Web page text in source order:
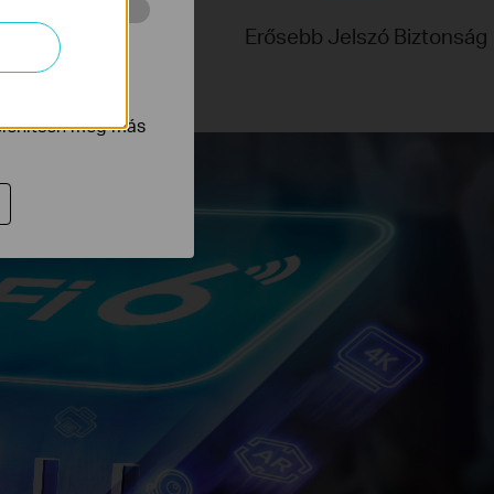
Kevesebb Energia Erősebb Jelszó Biztonság
be annak
meg más